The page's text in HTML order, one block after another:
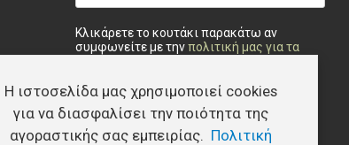
Κλικάρετε το κουτάκι παρακάτω αν
συμφωνείτε με τηνπολιτική μας για τα
Privacy checkbox*
Συμφωνώ
Η ιστοσελίδα μας χρησιμοποιεί cookies
για να διασφαλίσει την ποιότητα της
αγοραστικής σας εμπειρίας. Πολιτική